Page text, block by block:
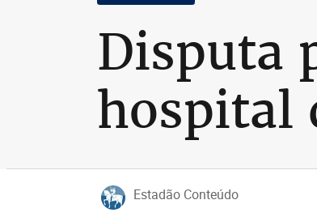
Disputa
hospital
Estadão Conteúdo